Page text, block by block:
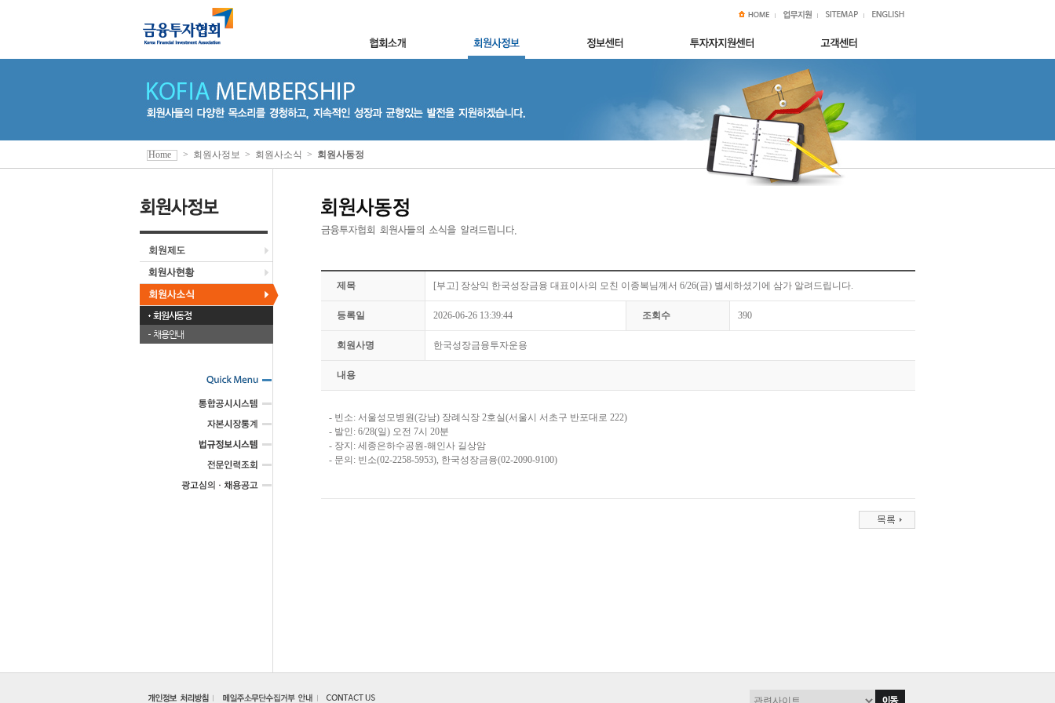
회원사동정
채용안내
Home > 회원사정보 > 회원사소식 > 회원사동정
제목 [부고] 장상익 한국성장금융 대표이사의 모친 이종복님께서 6/26(금) 별세하셨기에 삼가 알려드립니다.
등록일 2026-06-26 13:39:44 조회수 390
회원사명 한국성장금융투자운용
내용
- 빈소: 서울성모병원(강남) 장례식장 2호실(서울시 서초구 반포대로 222)
- 발인: 6/28(일) 오전 7시 20분
- 장지: 세종은하수공원-해인사 길상암
- 문의: 빈소(02-2258-5953), 한국성장금융(02-2090-9100)